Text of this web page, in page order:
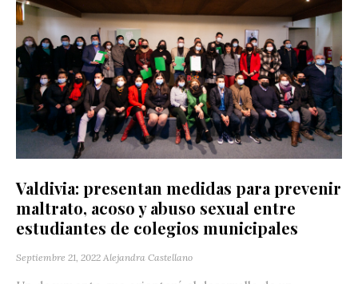
Valdivia: presentan medidas para prevenir
maltrato, acoso y abuso sexual entre
estudiantes de colegios municipales
Septiembre 21, 2022 Alejandra Castellano